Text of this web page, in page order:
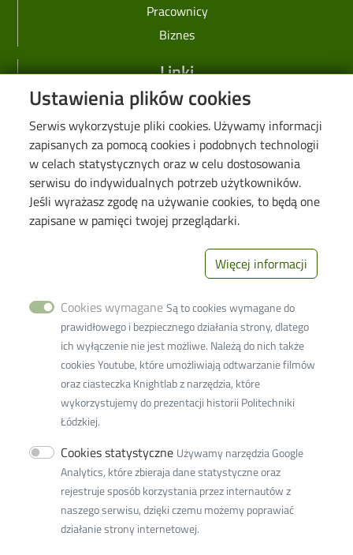
Ustawienia plików cookies
Serwis wykorzystuje pliki cookies. Używamy informacji
zapisanych za pomocą cookies i podobnych technologii
w celach statystycznych oraz w celu dostosowania
serwisu do indywidualnych potrzeb użytkowników.
Jeśli wyrażasz zgodę na używanie cookies, to będą one
zapisane w pamięci twojej przeglądarki.
Więcej informacji
Cookies wymagane Są to cookies wymagane do
prawidłowego i bezpiecznego działania strony, dlatego
ich wyłączenie nie jest możliwe. Należą do nich także
cookies Youtube, które umożliwiają odtwarzanie filmów
oraz ciasteczka Knightlab z narzędzia, które
wykorzystujemy do prezentacji historii Politechniki
Łódzkiej.
Cookies statystyczne Używamy narzędzia Google
Analytics, które zbieraja dane statystyczne oraz
rejestruje sposób korzystania przez internautów z
naszego serwisu, dzięki czemu możemy poprawiać
działanie strony internetowej.
Wydział Inżynierii
Ochrony
Środowiska
93-005 Łódź ul.
Wólczańska 213
+48 42 631-37-
41 (dziekanat)
Fax +48 42 636-56-63
w9w9d@adm.p.lodz.pl
Adres ePUAP: /PolitLodz/W10
Adres do doręczeń elektronicznych (ADE): AE:PL-
77859-99877-ERVVB-29
Pracownicy
Biznes
Linki
Web Dziekanat
Biblioteka PŁ
Galeria "Krótko i węzłowato"
Seminarium "Problemy Ochrony Środowiska"
Deklaracja dostępności cyfrowej
Polityka prywatności